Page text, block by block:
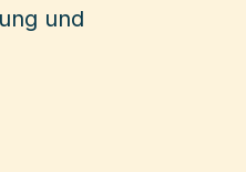
und